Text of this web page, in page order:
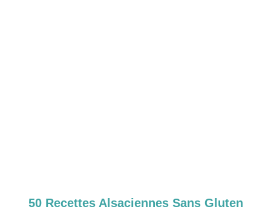
50 Recettes Alsaciennes Sans Gluten